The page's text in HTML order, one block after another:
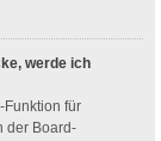
werde ich
Funktion für
der Board-